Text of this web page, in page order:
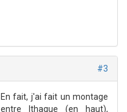
#3
En fait, j'ai fait un montage
entre Ithaque (en haut),